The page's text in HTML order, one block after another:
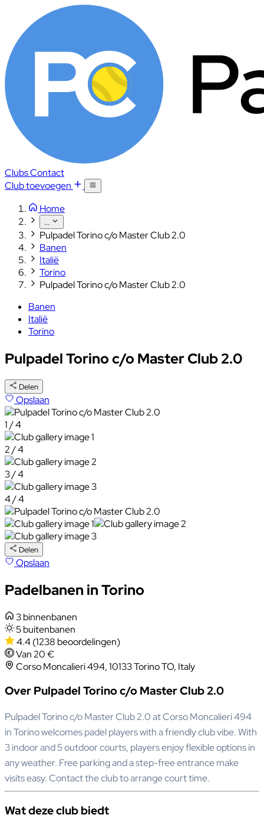
ClubsContact
Club toevoegen
Home
...
Pulpadel Torino c/o Master Club 2.0
Banen
Italië
Torino
Pulpadel Torino c/o Master Club 2.0
Banen
Italië
Torino
Pulpadel Torino c/o Master Club 2.0
Delen
Opslaan
1 / 4
2 / 4
3 / 4
4 / 4
Delen
Opslaan
Padelbanen in Torino
3 binnenbanen
5 buitenbanen
4.4(1238 beoordelingen)
Van 20 €
Corso Moncalieri 494, 10133 Torino TO, Italy
Over Pulpadel Torino c/o Master Club 2.0
Pulpadel Torino c/o Master Club 2.0 at Corso Moncalieri 494
in Torino welcomes padel players with a friendly club vibe. With
3 indoor and 5 outdoor courts, players enjoy flexible options in
any weather. Free parking and a step-free entrance make
visits easy. Contact the club to arrange court time.
Wat deze club biedt